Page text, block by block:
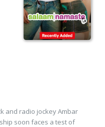
and radio jockey Ambar
soon faces a test of